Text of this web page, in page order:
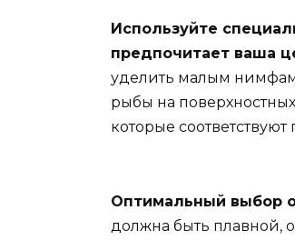
Используйте
предпочитает ваша
уделить малым
рыбы на
которые
Оптимальный выбор
должна быть плавной,